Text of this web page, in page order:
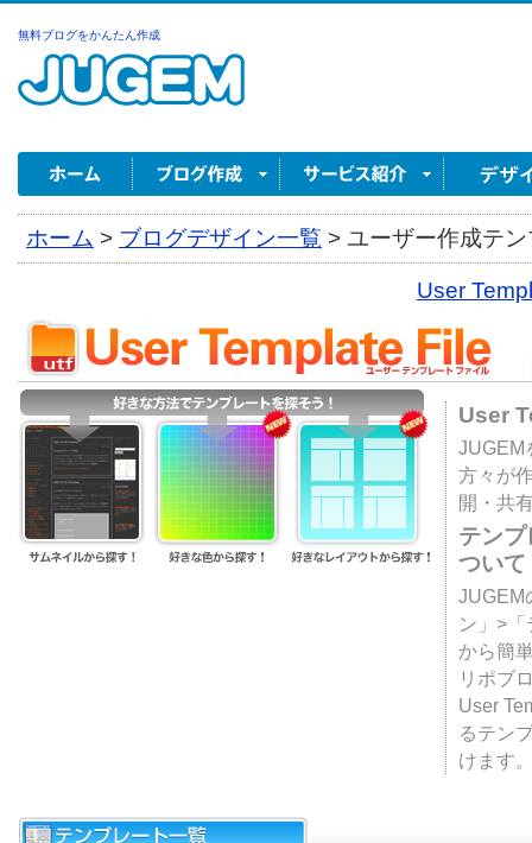
無料ブログをかんたん作成
ホーム > ブログデザイン一覧 > ユーザー作成テ
User
User
JUGEM
方々が
開・共
テン
ついて
JUGEM
ン」>
から簡
リポブ
User
るテン
けます